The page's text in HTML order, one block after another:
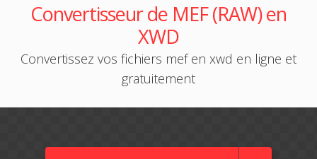
Convertisseur de MEF (RAW) en
XWD
Convertissez vos fichiers mef en xwd en ligne et
gratuitement